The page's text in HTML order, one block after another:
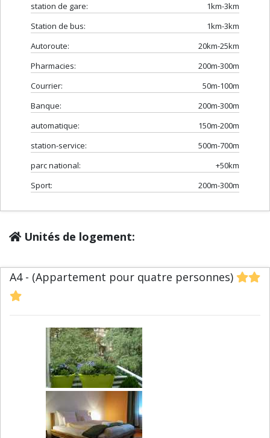
station de gare:
1km-3km
Station de bus:
1km-3km
Autoroute:
20km-25km
Pharmacies:
200m-300m
Courrier:
50m-100m
Banque:
200m-300m
automatique:
150m-200m
station-service:
500m-700m
parc national:
+50km
Sport:
200m-300m
Unités de logement:
A4 - (Appartement pour quatre personnes)